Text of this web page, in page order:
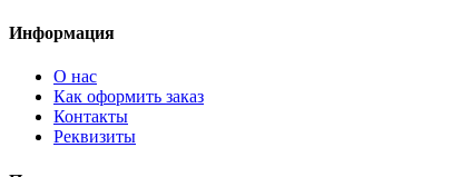
Информация
О нас
Как оформить заказ
Контакты
Реквизиты